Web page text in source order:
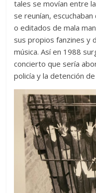
tales se movían entre
se reunían,
o editados de mala
sus propios fanzines y
música. Así en 1988
concierto que sería
policía y la detención